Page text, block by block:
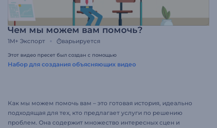
Чем мы можем вам помочь?
1M+ Экспорт варьируется
Этот видео пресет был создан с помощью
Набор для создания объясняющих видео
Как мы можем помочь вам – это готовая история, идеально
подходящая для тех, кто предлагает услуги по решению
проблем. Она содержит множество интересных сцен и